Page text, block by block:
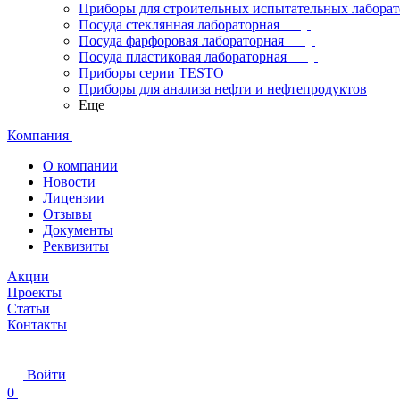
Приборы для строительных испытательных
Посуда стеклянная лабораторная
Посуда фарфоровая лабораторная
Посуда пластиковая лабораторная
Приборы серии TESTO
Приборы для анализа нефти и нефтепродуктов
Еще
Компания
О компании
Новости
Лицензии
Отзывы
Документы
Реквизиты
Акции
Проекты
Статьи
Контакты
Войти
0